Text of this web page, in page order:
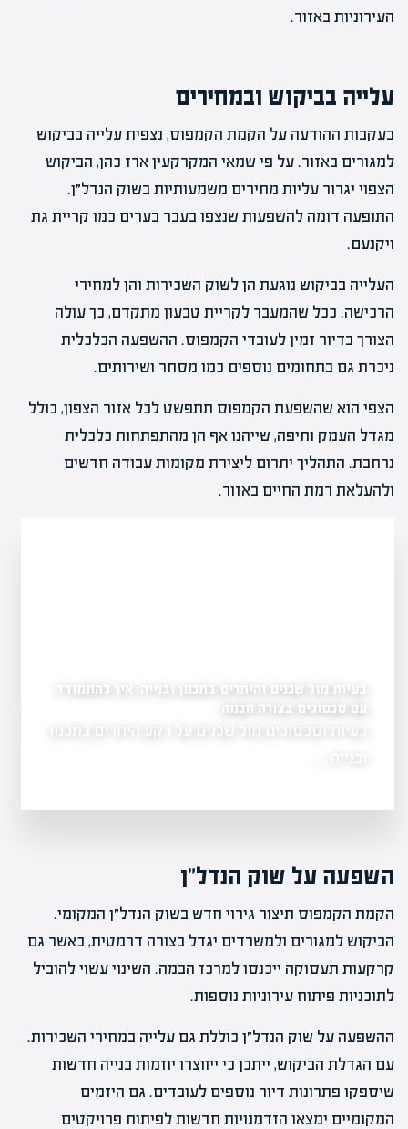
העירוניות באזור.
עלייה בביקוש ובמחירים
בעקבות ההודעה על הקמת הקמפוס, נצפית עלייה בביקוש
למגורים באזור. על פי שמאי המקרקעין ארז כהן, הביקוש
הצפוי יגרור עליות מחירים משמעותיות בשוק הנדל״ן.
התופעה דומה להשפעות שנצפו בעבר בערים כמו קריית גת
ויקנעם.
העלייה בביקוש נוגעת הן לשוק השכירות והן למחירי
הרכישה. ככל שהמעבר לקריית טבעון מתקדם, כך עולה
הצורך בדיור זמין לעובדי הקמפוס. ההשפעה הכלכלית
ניכרת גם בתחומים נוספים כמו מסחר ושירותים.
הצפי הוא שהשפעת הקמפוס תתפשט לכל אזור הצפון, כולל
מגדל העמק וחיפה, שייהנו אף הן מהתפתחות כלכלית
נרחבת. התהליך יתרום ליצירת מקומות עבודה חדשים
ולהעלאת רמת החיים באזור.
בעיות מול שכנים והיתרים בתכנון ובנייה: איך להתמודד
עם סכסוכים בצורה חכמה
בעיות וסכסוכים מול שכנים על רקע היתרים בתכנוןשינוי ייעוד
השפעה על שוק הנדל"ן
הקמת הקמפוס תיצור גירוי חדש בשוק הנדל״ן המקומי.
הביקוש למגורים ולמשרדים יגדל בצורה דרמטית, כאשר גם
קרקעות תעסוקה ייכנסו למרכז הבמה. השינוי עשוי להוביל
לתוכניות פיתוח עירוניות נוספות.
ההשפעה על שוק הנדל״ן כוללת גם עלייה במחירי השכירות.
עם הגדלת הביקוש, ייתכן כי ייווצרו יוזמות בנייה חדשות
שיספקו פתרונות דיור נוספים לעובדים. גם היזמים
המקומיים ימצאו הזדמנויות חדשות לפיתוח פרויקטים